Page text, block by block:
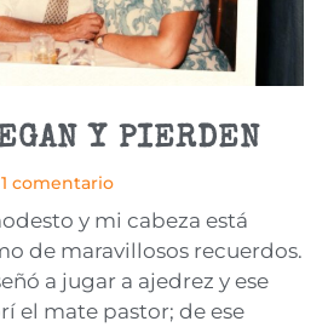
Y PIERDEN
1 comentario
y mi cabeza está
de maravillosos recuerdos.
a jugar a ajedrez y ese
el mate pastor; de ese